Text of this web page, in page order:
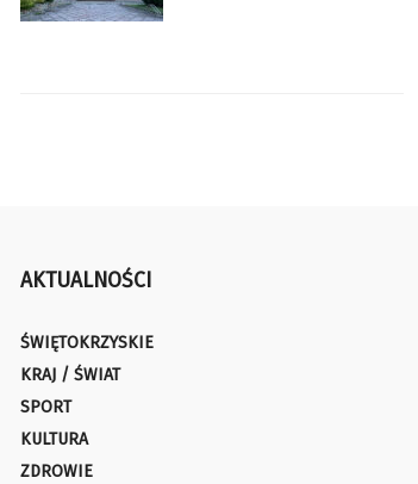
AKTUALNOŚCI
ŚWIĘTOKRZYSKIE
KRAJ / ŚWIAT
SPORT
KULTURA
ZDROWIE